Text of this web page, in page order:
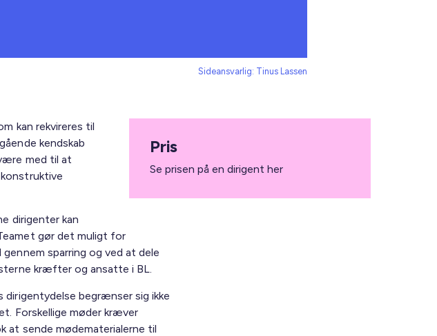
Sideansvarlig: Tinus Lassen
Pris
Se prisen på en dirigent her
kan rekvireres til
kendskab
med til at
dirigenter kan
gør det muligt for
sparring og ved at dele
kræfter og ansatte i BL.
dirigentydelse begrænser sig ikke
Forskellige møder kræver
at sende mødematerialerne til